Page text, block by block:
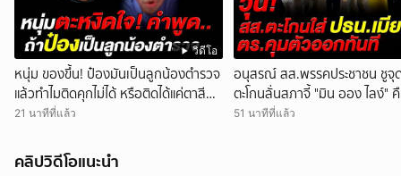
วิดีโอ
หนุ่ม ของขึ้น! ป๋องมันเป็นลูกน้องตำรวจ
แล้วทำไมติดคุกไม่ได้ หรือติดได้แค่ตาสีตา
สา คนจน
21 นาทีที่แล้ว
อนุสรณ์ สส.พรรคประชาชน ชูจุ
ตะโกนลั่นสภาจี้ "มิน ออง ไลง์"
สันติภาพ ก่อนถูกหิ้วตัวออก
51 นาทีที่แล้ว
คลิปวิดีโอแนะนำ